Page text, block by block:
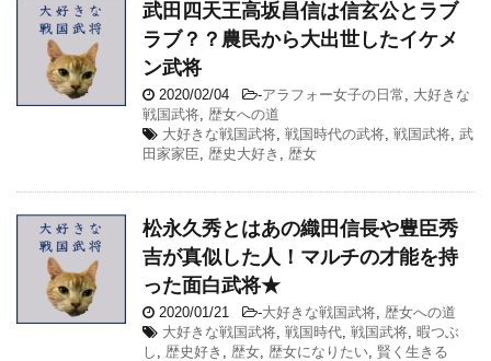
武田四天王高坂昌信は信玄公とラブ
ラブ？？農民から大出世したイケメ
ン武将
2020/02/04 -アラフォー女子の日常
大好きな
戦国武将 歴女への道
大好きな戦国武将 戦国時代の武将 戦国武将 武
田家家臣
歴史大好き 歴女
松永久秀とはあの織田信長や豊臣秀
吉が真似した人！マルチの才能を持
った面白武将★
2020/01/21 -大好きな戦国武将 歴女への道
大好きな戦国武将 戦国時代 戦国武将 暇つぶ
し
歴史好き 歴女 歴女になりたい 賢く生きる